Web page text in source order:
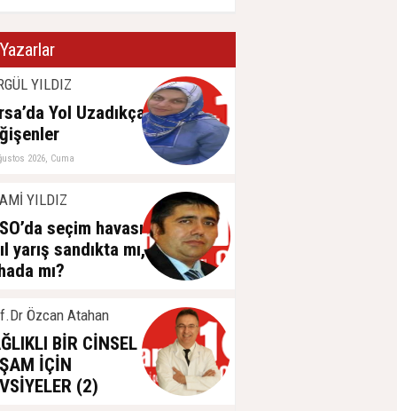
YILDIZ
Yol Uzadıkça
2026, Cuma
YILDIZ
seçim havası:
yarış sandıkta mı,
mı?
Özcan Atahan
BİR CİNSEL
İÇİN
(2)